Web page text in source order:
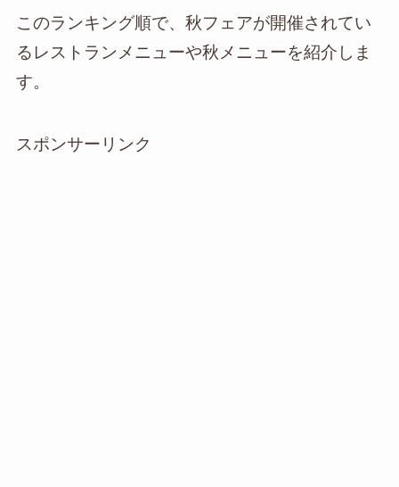
このランキング順で、秋フェアが開催されてい
るレストランメニューや秋メニューを紹介しま
す。
スポンサーリンク